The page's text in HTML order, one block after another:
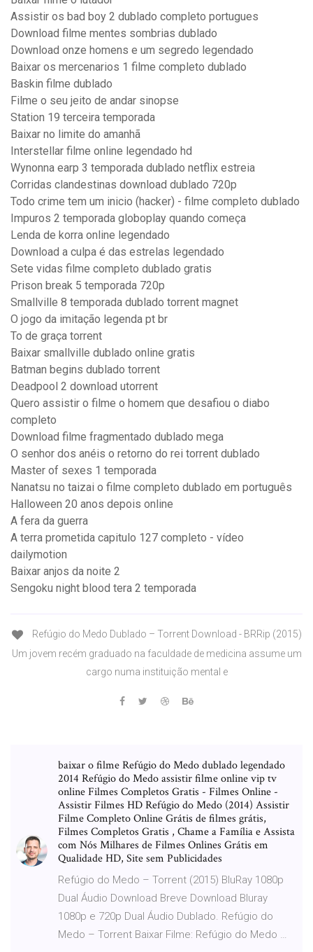
Assistir os bad boy 2 dublado completo portugues
Download filme mentes sombrias dublado
Download onze homens e um segredo legendado
Baixar os mercenarios 1 filme completo dublado
Baskin filme dublado
Filme o seu jeito de andar sinopse
Station 19 terceira temporada
Baixar no limite do amanhã
Interstellar filme online legendado hd
Wynonna earp 3 temporada dublado netflix estreia
Corridas clandestinas download dublado 720p
Todo crime tem um inicio (hacker) - filme completo dublado
Impuros 2 temporada globoplay quando começa
Lenda de korra online legendado
Download a culpa é das estrelas legendado
Sete vidas filme completo dublado gratis
Prison break 5 temporada 720p
Smallville 8 temporada dublado torrent magnet
O jogo da imitação legenda pt br
To de graça torrent
Baixar smallville dublado online gratis
Batman begins dublado torrent
Deadpool 2 download utorrent
Quero assistir o filme o homem que desafiou o diabo
completo
Download filme fragmentado dublado mega
O senhor dos anéis o retorno do rei torrent dublado
Master of sexes 1 temporada
Nanatsu no taizai o filme completo dublado em português
Halloween 20 anos depois online
A fera da guerra
A terra prometida capitulo 127 completo - vídeo
dailymotion
Baixar anjos da noite 2
Sengoku night blood tera 2 temporada
Refúgio do Medo Dublado – Torrent Download - BRRip (2015)
Um jovem recém graduado na faculdade de medicina assume um
cargo numa instituição mental e
baixar o filme Refúgio do Medo dublado legendado
2014 Refúgio do Medo assistir filme online vip tv
online Filmes Completos Gratis - Filmes Online -
Assistir Filmes HD Refúgio do Medo (2014) Assistir
Filme Completo Online Grátis de filmes grátis,
Filmes Completos Gratis , Chame a Família e Assista
com Nós Milhares de Filmes Onlines Grátis em
Qualidade HD, Site sem Publicidades
Refúgio do Medo – Torrent (2015) BluRay 1080p
Dual Áudio Download Breve Download Bluray
1080p e 720p Dual Áudio Dublado. Refúgio do
Medo – Torrent Baixar Filme: Refúgio do Medo …